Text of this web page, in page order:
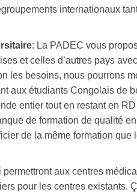
internationaux
: La PADEC vous
et celles d’autres pays
les besoins, nous pourrons
aux étudiants Congolais de
entier tout en restant en
de formation de qualité
de la même formation que
aux centres
pour les centres existants.